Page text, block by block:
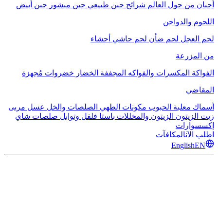
أجبان من حول العالم شرائح جبن طبيعي جبن مبشور جبن أبيض
اللحوم والدواجن
لحم العجل لحم ضأن لحم حاشي أحشاء
من المزرعة
الفواكة المكسرات والفواكه المجففة الخضار خضروات مُجهزة
المقاضي
أسماك معلبة الحبوب مكونات الطهي الصلصات والخل عسل مربى
زيت الزيتون الزيتون والمخللات باستا فلفل وتوابل صلصات شاي
إكسسوارات
اطلب الآنالمكافآت
EnglishEN